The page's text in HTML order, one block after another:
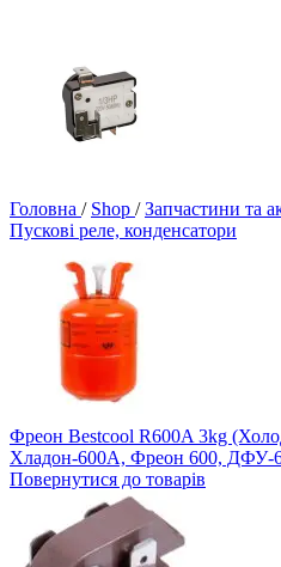
Головна / Shop / Запчастини та
Пускові реле, конденсатори
Фреон Bestcool R600A 3kg
Хладон-600A, Фреон 600, ДФУ-
Повернутися до товарів